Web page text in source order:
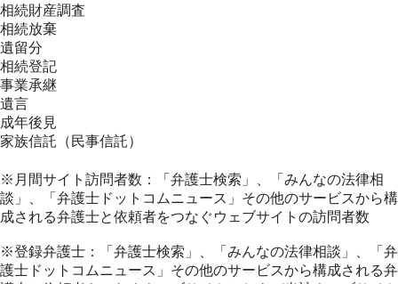
相続財産調査
相続放棄
遺留分
相続登記
事業承継
遺言
成年後見
家族信託（民事信託）
※月間サイト訪問者数：「弁護士検索」、「みんなの法律相
談」、「弁護士ドットコムニュース」その他のサービスから構
成される弁護士と依頼者をつなぐウェブサイトの訪問者数
※登録弁護士：「弁護士検索」、「みんなの法律相談」、「弁
護士ドットコムニュース」その他のサービスから構成される弁